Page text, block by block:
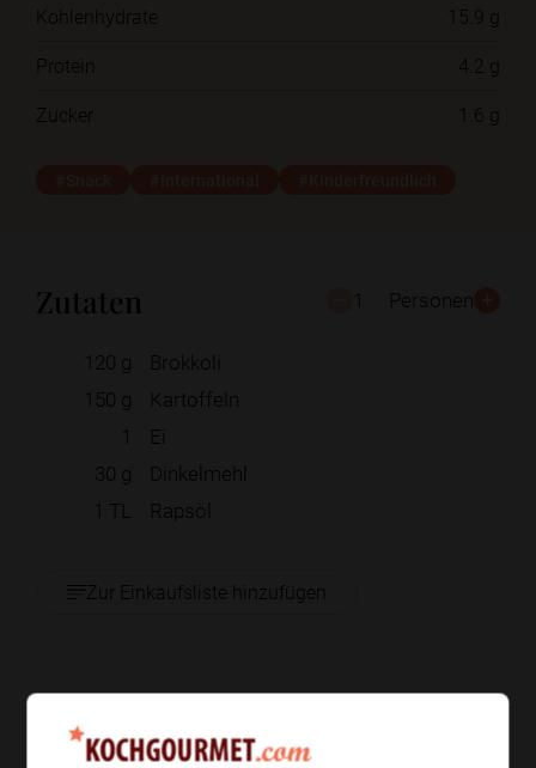
Kohlenhydrate
15.9 g
Protein
4.2 g
Zucker
1.6 g
Zutaten 1 Personen
120 g
Brokkoli
150 g
Kartoffeln
1
Ei
30 g
Dinkelmehl
1 TL Rapsöl
Zur Einkaufsliste hinzufügen
Zubereitung